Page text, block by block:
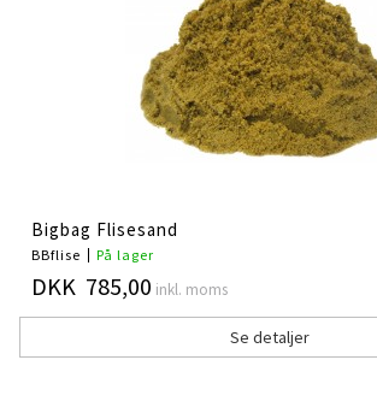
Bigbag Flisesand
BBflise På lager
DKK 785,00 inkl. moms
Se detaljer